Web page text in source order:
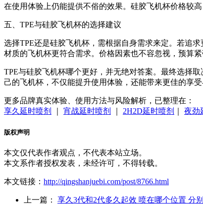
在使用体验上仍能提供不俗的效果。硅胶飞机杯价格较
五、TPE与硅胶飞机杯的选择建议
选择TPE还是硅胶飞机杯，需根据自身需求来定。若追
材质的飞机杯更符合需求。价格因素也不容忽视，预算
TPE与硅胶飞机杯哪个更好，并无绝对答案。最终选择
己的飞机杯，不仅能提升使用体验，还能带来更佳的享受
更多品牌真实体验、使用方法与风险解析，已整理在：
享久延时喷剂
宵战延时喷剂 2H2D延时喷剂 夜劲
版权声明
本文仅代表作者观点，不代表本站立场。
本文系作者授权发表，未经许可，不得转载。
本文链接： http://qingshanjuebi.com/post/8766.html
上一篇： 享久3代和2代多久起效 喷在哪个位置 分